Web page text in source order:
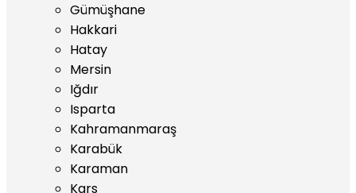
Gümüşhane
Hakkari
Hatay
Mersin
Iğdır
Isparta
Kahramanmaraş
Karabük
Karaman
Kars